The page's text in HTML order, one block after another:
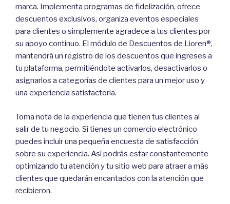
marca. Implementa programas de fidelización, ofrece
descuentos exclusivos, organiza eventos especiales
para clientes o simplemente agradece a tus clientes por
su apoyo continuo. El módulo de Descuentos de Lioren®,
mantendrá un registro de los descuentos que ingreses a
tu plataforma, permitiéndote activarlos, desactivarlos o
asignarlos a categorías de clientes para un mejor uso y
una experiencia satisfactoria.
Toma nota de la experiencia que tienen tus clientes al
salir de tu negocio. Si tienes un comercio electrónico
puedes incluir una pequeña encuesta de satisfacción
sobre su experiencia. Así podrás estar constantemente
optimizando tu atención y tu sitio web para atraer a más
clientes que quedarán encantados con la atención que
recibieron.